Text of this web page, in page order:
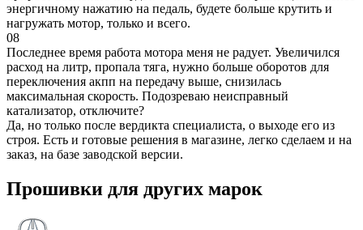
энергичному нажатию на педаль, будете больше крутить и
нагружать мотор, только и всего.
08
Последнее время работа мотора меня не радует. Увеличился
расход на литр, пропала тяга, нужно больше оборотов для
переключения акпп на передачу выше, снизилась
максимальная скорость. Подозреваю неисправный
катализатор, отключите?
Да, но только после вердикта специалиста, о выходе его из
строя. Есть и готовые решения в магазине, легко сделаем и на
заказ, на базе заводской версии.
Прошивки для других марок